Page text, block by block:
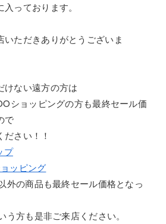
っております。
いただきありがとうございま
けない遠方の方は
ショッピングの方も最終セール価
で
さい！！
プ
ッピング
外の商品も最終セール価格となっ
う方も是非ご来店ください。